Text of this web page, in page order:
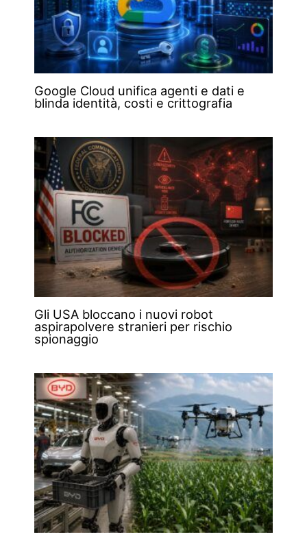
Google Cloud unifica agenti e dati e
blinda identità, costi e crittografia
Gli USA bloccano i nuovi robot
aspirapolvere stranieri per rischio
spionaggio